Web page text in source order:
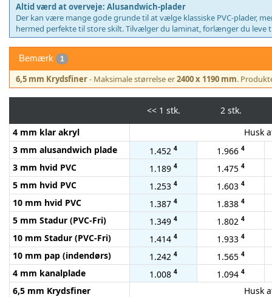
Altid værd at overveje: Alusandwich-plader
Der kan være mange gode grunde til at vælge klassiske PVC-plader,
hermed perfekte til store skilt. Tilvælger du laminat, forlænger du leve
Bemærk 1
6,5 mm Krydsfiner- Maksimale størrelse er2400 x 1190 mm.
<<1 stk.
2 stk.
4 mm klar akryl
Husk
3 mm alusandwich plade
1.452 4 1.966 4
3 mm hvid PVC 1.189 4 1.475 4
5 mm hvid PVC 1.253 4 1.603 4
10 mm hvid PVC 1.387 4 1.838 4
5 mm Stadur (PVC-Fri) 1.349 4 1.802 4
10 mm Stadur (PVC-Fri) 1.414 4 1.933 4
10 mm pap (indendørs) 1.242 4 1.565 4
4 mm kanalplade 1.008 4 1.094 4
6,5 mm Krydsfiner Husk